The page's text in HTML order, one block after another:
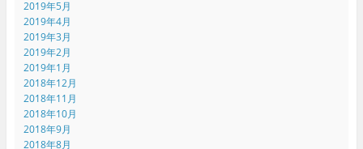
2019年5月
2019年4月
2019年3月
2019年2月
2019年1月
2018年12月
2018年11月
2018年10月
2018年9月
2018年8月